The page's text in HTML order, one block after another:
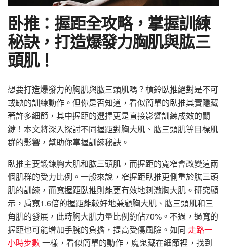
卧推：握距全攻略，掌握訓練
秘訣，打造爆發力胸肌與肱三
頭肌！
想要打造爆發力的胸肌與肱三頭肌嗎？槓鈴臥推絕對是不可
或缺的訓練動作。但你是否知道，看似簡單的臥推其實隱藏
著許多細節，其中握距的選擇更是直接影響訓練成效的關
鍵！本文將深入探討不同握距對胸大肌、肱三頭肌等目標肌
群的影響，幫助你掌握訓練秘訣。
臥推主要鍛鍊胸大肌和肱三頭肌，而握距的寬窄會改變這兩
個肌群的受力比例。一般來說，窄握距臥推更側重於肱三頭
肌的訓練，而寬握距臥推則能更有效地刺激胸大肌。研究顯
示，肩寬1.6倍的握距能較好地兼顧胸大肌、肱三頭肌和三
角肌的發展，此時胸大肌力量比例約佔70%。不過，過寬的
握距也可能增加手腕的負擔，提高受傷風險。如同 走路一
小時步數一樣，看似簡單的動作，魔鬼藏在細節裡，找到